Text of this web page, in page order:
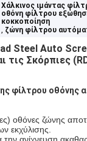
Χάλκινος ιμάντας
οθόνη φίλτρου
κοκκοποίηση
, ζώνη φίλτρου
Steel Auto
τις Σκόρπιες
φίλτρου οθόνης
οθόνες ζώνης
εκχύλισης.